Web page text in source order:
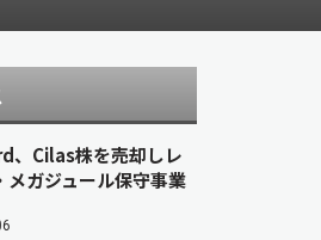
、Cilas株を売却しレ
メガジュール保守事業